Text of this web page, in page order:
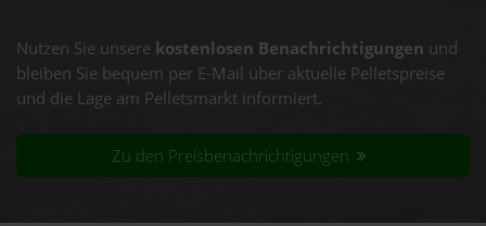
Nutzen Sie unsere kostenlosen Benachrichtigungen und
bleiben Sie bequem per E-Mail über aktuelle Pelletspreise
und die Lage am Pelletsmarkt informiert.
Zu den Preisbenachrichtigungen